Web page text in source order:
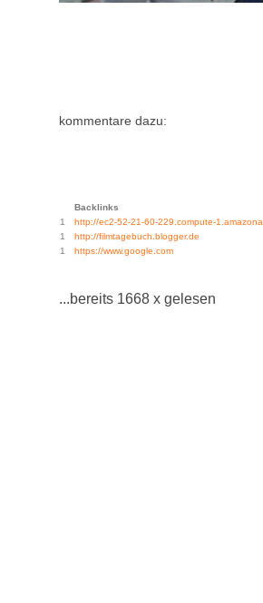
kommentare dazu:
Backlinks
1
http://ec2-52-21-60-229.compute-
1
http://filmtagebuch.blogger.de
1
https://www.google.com
...bereits 1668 x gelesen